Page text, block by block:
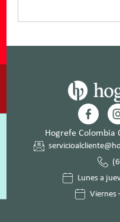
Hogrefe Colombia
Lunes a
Viernes